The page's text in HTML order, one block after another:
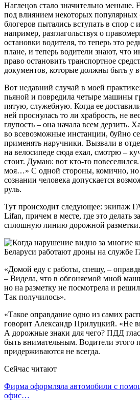
Наглецов стало значительно меньше.
под влиянием некоторых популярных
блогеров пытались вступать в спор
например, разглагольствуя о
остановки водителя, то теперь это
плане, и теперь водители знают, что
право остановить транспортное
документов, которые должны быть у
Вот недавний случай в моей
пьяной и повредила четыре машины
пятую, служебную. Когда ее
ней проснулась то ли храбрость, не
глупость – она начала всем дерзить.
во всевозможные инстанции, буйно
применять наручники. Вызвали в
на велосипеде сюда ехал, смотрю –
стоит. Думаю: вот кто-то
моя…» С одной стороны, комично, но
сознании человека допускается
руль.
Тут происходит следующее: экипаж
Lifan, причем в месте, где это делать
сплошную линию дорожной разметки.
«Домой еду с работы, спешу, –
– Видела, что в обгоняемой мной
но на разметку не посмотрела и
Так получилось».
«Такое оправдание одно из самих
говорит Александр Прилуцкий. «Не
А дорожные знаки для чего? ПДД
быть внимательным. Водители этого
придерживаются не всегда.
Сейчас читают
Фирма оформляла автомобили с
офис…